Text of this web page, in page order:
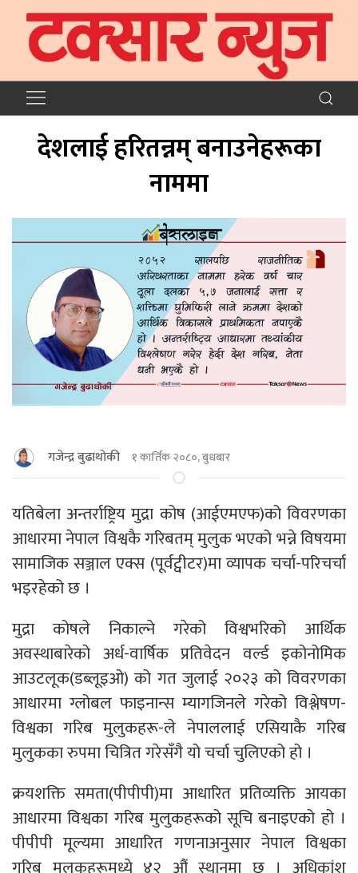
देशलाई हरितन्नम् बनाउनेहरूका
नाममा
गजेन्द्र बुढाथाेकी १ कार्तिक २०८०, बुधबार
यतिबेला अन्तर्राष्ट्रिय मुद्रा कोष (आईएमएफ)को विवरणका
आधारमा नेपाल विश्वकै गरिबतम् मुलुक भएको भन्ने विषयमा
सामाजिक सञ्जाल एक्स (पूर्वट्वीटर)मा व्यापक चर्चा-परिचर्चा
भइरहेको छ ।
मुद्रा कोषले निकाल्ने गरेको विश्वभरिको आर्थिक
अवस्थाबारेको अर्ध-वार्षिक प्रतिवेदन वर्ल्ड इकोनोमिक
आउटलूक(डब्लूइओ) को गत जुलाई २०२३ को विवरणका
आधारमा ग्लोबल फाइनान्स म्यागजिनले गरेको विश्लेषण-
विश्वका गरिब मुलुकहरू-ले नेपाललाई एसियाकै गरिब
मुलुकका रुपमा चित्रित गरेसँगै यो चर्चा चुलिएको हो ।
क्रयशक्ति समता(पीपीपी)मा आधारित प्रतिव्यक्ति आयका
आधारमा विश्वका गरिब मुलुकहरूको सूचि बनाइएको हो ।
पीपीपी मूल्यमा आधारित गणनाअनुसार नेपाल विश्वका